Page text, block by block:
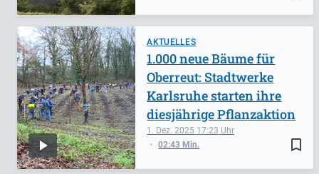
AKTUELLES
bookmark_border
1. Dez. 2025 17:23
02:43 Min.
1.000 neue Bäume für
Oberreut: Stadtwerke
Karlsruhe starten ihre
diesjährige Pflanzaktion